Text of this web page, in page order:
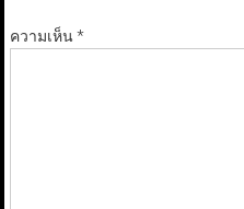
ความเห็น*